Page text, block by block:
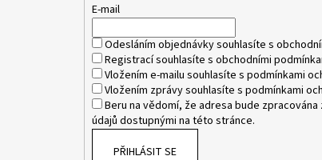
E-mail
Odesláním objednávky souhlasíte s
Registrací souhlasíte s obchodními
Vložením e-mailu souhlasíte s podmínkami
Vložením zprávy souhlasíte s podmínkami
Beru na vědomí, že adresa bude
údajů dostupnými na této stránce.
PŘIHLÁSIT SE